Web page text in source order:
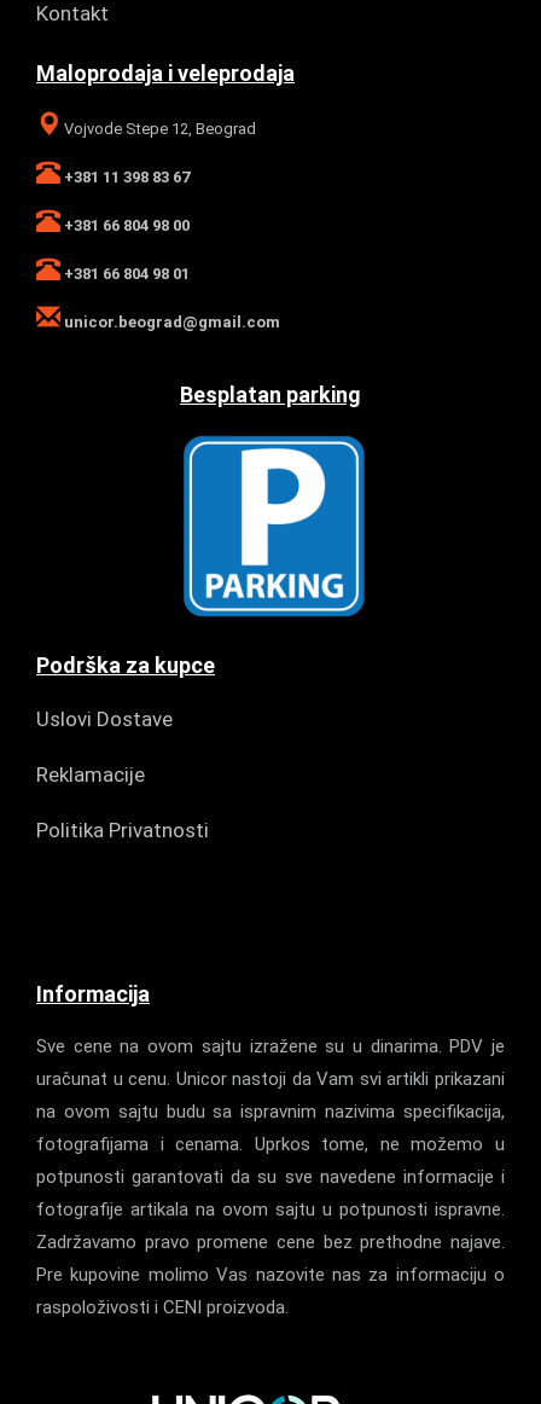
Kontakt
Maloprodaja i veleprodaja
Vojvode Stepe 12, Beograd
+381 11 398 83 67
+381 66 804 98 00
+381 66 804 98 01
unicor.beograd@gmail.com
Besplatan parking
Podrška za kupce
Uslovi Dostave
Reklamacije
Politika Privatnosti
Informacija
Sve cene na ovom sajtu izražene su u dinarima. PDV je
uračunat u cenu. Unicor nastoji da Vam svi artikli prikazani
na ovom sajtu budu sa ispravnim nazivima specifikacija,
fotografijama i cenama. Uprkos tome, ne možemo u
potpunosti garantovati da su sve navedene informacije i
fotografije artikala na ovom sajtu u potpunosti ispravne.
Zadržavamo pravo promene cene bez prethodne najave.
Pre kupovine molimo Vas nazovite nas za informaciju o
raspoloživosti i CENI proizvoda.